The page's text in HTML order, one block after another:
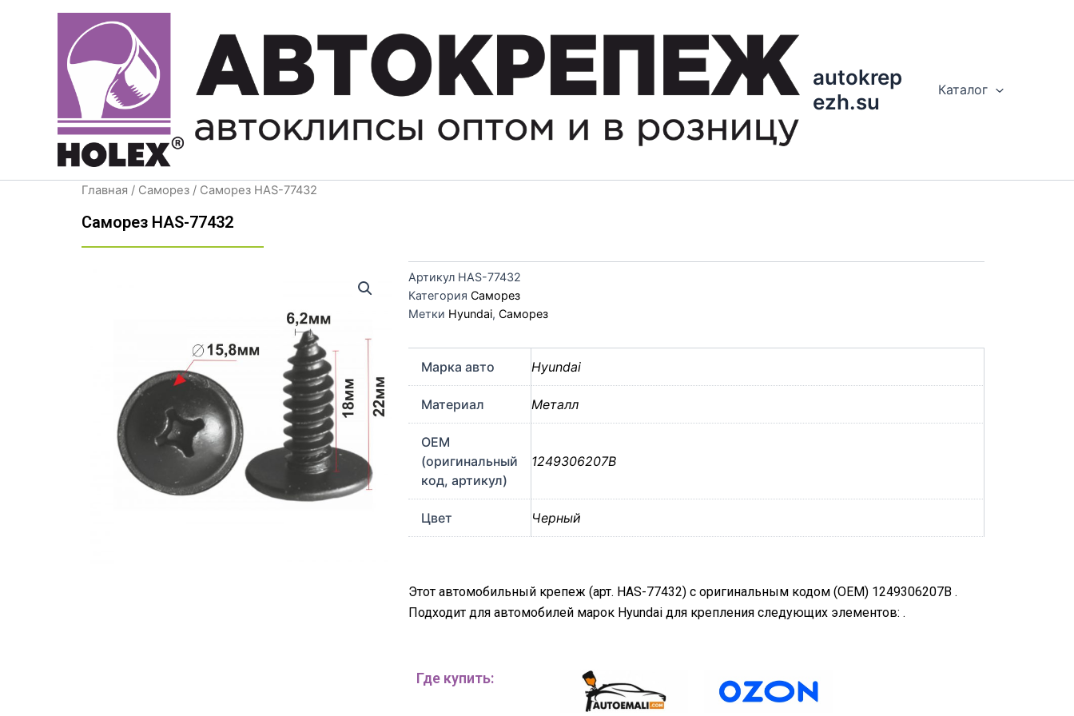
содержимому
autokrep
ezh.su
Каталог
Главная / Саморез / Саморез HAS-77432
Саморез HAS-77432
Артикул HAS-77432
Категория Саморез
Метки Hyundai, Саморез
Марка авто Hyundai
Материал Металл
OEM
(оригинальный
код, артикул)
1249306207B
Цвет Черный
Этот автомобильный крепеж (арт. HAS-77432) с оригинальным кодом (OEM) 1249306207B .
Подходит для автомобилей марок Hyundai для крепления следующих элементов: .
Где купить: